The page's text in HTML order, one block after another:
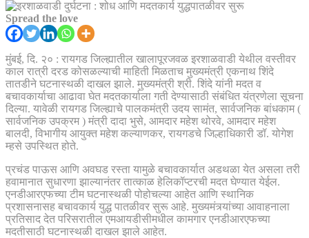
Spread the love
मुंबई, दि. २० : रायगड जिल्ह्यातील खालापूरजवळ इरशाळवाडी येथील वस्तीवर
काल रात्री दरड कोसळल्याची माहिती मिळताच मुख्यमंत्री एकनाथ शिंदे
तातडीने घटनास्थळी दाखल झाले. मुख्यमंत्री श्री. शिंदे यांनी मदत व
बचावकार्याचा आढावा घेत मदतकार्याला गती देण्यासाठी संबंधित यंत्रणेला सूचना
दिल्या. यावेळी रायगड जिल्ह्याचे पालकमंत्री उदय सामंत, सार्वजनिक बांधकाम (
सार्वजनिक उपक्रम ) मंत्री दादा भुसे, आमदार महेश थोरवे, आमदार महेश
बालदी, विभागीय आयुक्त महेश कल्याणकर, रायगडचे जिल्हाधिकारी डॉ. योगेश
म्हसे उपस्थित होते.
प्रचंड पाऊस आणि अवघड रस्ता यामुळे बचावकार्यात अडथळा येत असला तरी
हवामानात सुधारणा झाल्यानंतर तात्काळ हेलिकॉप्टरची मदत घेण्यात येईल.
एनडीआरएफच्या टीम घटनास्थळी पोहोचल्या आहेत आणि स्थानिक
प्रशासनासह बचावकार्य युद्ध पातळीवर सुरू आहे. मुख्यमंत्र्यांच्या आवाहनाला
प्रतिसाद देत परिसरातील एमआयडीसीमधील कामगार एनडीआरएफच्या
मदतीसाठी घटनास्थळी दाखल झाले आहेत.